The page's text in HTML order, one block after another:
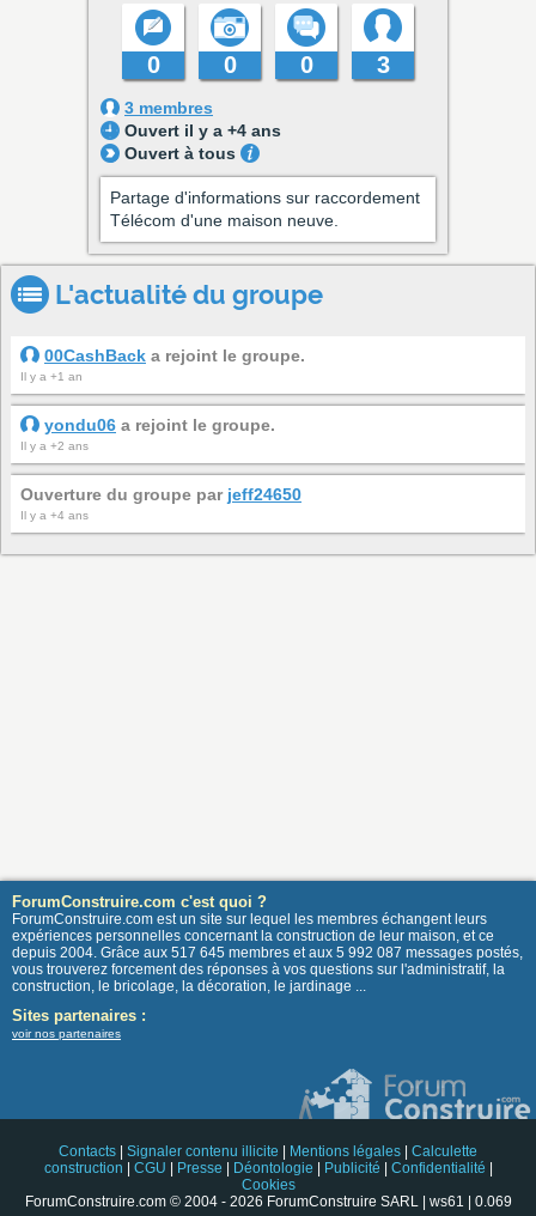
0 0 0 3
3 membres
Ouvert il y a +4 ans
Ouvert à tous
Partage d'informations sur raccordement
Télécom d'une maison neuve.
L'actualité du groupe
00CashBack a rejoint le groupe.
Il y a +1 an
yondu06 a rejoint le groupe.
Il y a +2 ans
Ouverture du groupe par jeff24650
Il y a +4 ans
ForumConstruire.com c'est quoi ?
ForumConstruire.com est un site sur lequel les membres échangent leurs
expériences personnelles concernant la construction de leur maison, et ce
depuis 2004. Grâce aux 517 645 membres et aux 5 992 087 messages postés,
vous trouverez forcement des réponses à vos questions sur l'administratif, la
construction, le bricolage, la décoration, le jardinage ...
Sites partenaires :
voir nos partenaires
Contacts Signaler contenu illicite Mentions légales
Calculette
construction
CGU Presse Déontologie Publicité Confidentialité
Cookies
ForumConstruire.com © 2004 - 2026 ForumConstruire SARL | ws61 | 0.069